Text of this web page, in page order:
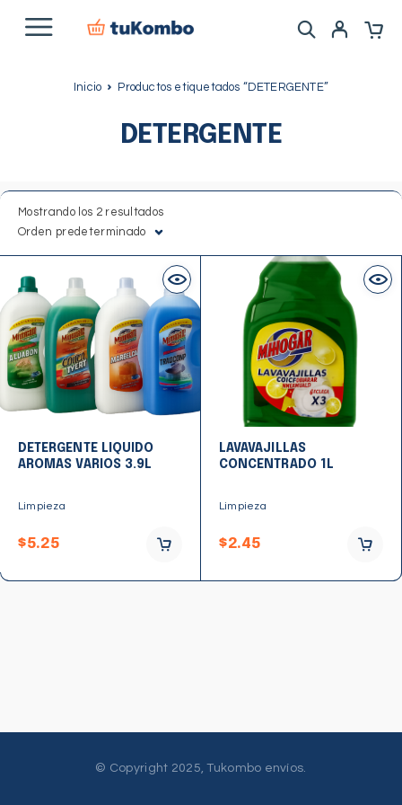
Inicio Productos etiquetados “DETERGENTE”
DETERGENTE
Mostrando los 2 resultados
Orden predeterminado
DETERGENTE LIQUIDO
AROMAS VARIOS 3.9L
Limpieza
$5.25
LAVAVAJILLAS
CONCENTRADO 1L
Limpieza
$2.45
© Copyright 2025, Tukombo envíos.